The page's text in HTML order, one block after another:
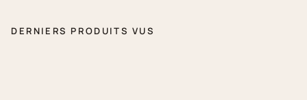
DERNIERS PRODUITS VUS